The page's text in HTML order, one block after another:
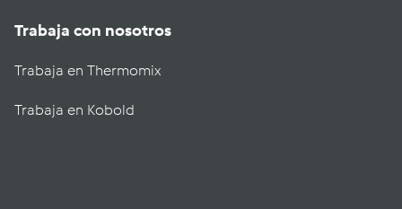
Trabaja con nosotros
Trabaja en Thermomix
Trabaja en Kobold